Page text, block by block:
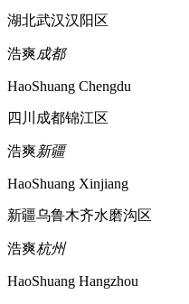
湖北武汉汉阳区
浩爽成都
HaoShuang Chengdu
四川成都锦江区
浩爽新疆
HaoShuang Xinjiang
新疆乌鲁木齐水磨沟区
浩爽杭州
HaoShuang Hangzhou